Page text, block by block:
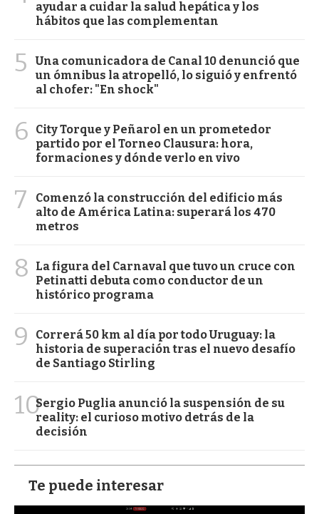
ayudar a cuidar la salud hepática y los
hábitos que las complementan
5
Una comunicadora de Canal 10 denunció que
un ómnibus la atropelló, lo siguió y enfrentó
al chofer: "En shock"
6
City Torque y Peñarol en un prometedor
partido por el Torneo Clausura: hora,
formaciones y dónde verlo en vivo
7
Comenzó la construcción del edificio más
alto de América Latina: superará los 470
metros
8
La figura del Carnaval que tuvo un cruce con
Petinatti debuta como conductor de un
histórico programa
9
Correrá 50 km al día por todo Uruguay: la
historia de superación tras el nuevo desafío
de Santiago Stirling
10Sergio Puglia anunció la suspensión de su
reality: el curioso motivo detrás de la
decisión
Te puede interesar